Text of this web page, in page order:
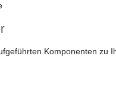
Komponenten